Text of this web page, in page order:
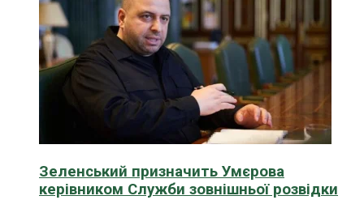
Зеленський призначить Умєрова
керівником Служби зовнішньої розвідки